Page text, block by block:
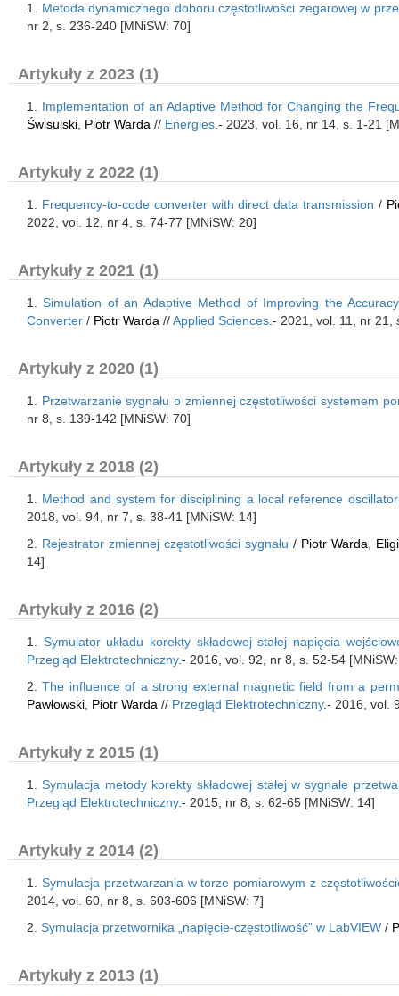
1. Metoda dynamicznego doboru częstotliwości zegarowej w
nr 2, s. 236-240 [MNiSW: 70]
Artykuły z 2023 (1)
1. Implementation of an Adaptive Method for Changing the
Świsulski Piotr Warda // Energies .- 2023, vol. 16, nr 14, s. 1-21
Artykuły z 2022 (1)
1. Frequency-to-code converter with direct data transmission /
2022, vol. 12, nr 4, s. 74-77 [MNiSW: 20]
Artykuły z 2021 (1)
1.Simulation of an Adaptive Method of Improving the
Converter / Piotr Warda //Applied Sciences .- 2021, vol. 11, nr
Artykuły z 2020 (1)
1. Przetwarzanie sygnału o zmiennej częstotliwości systemem
nr 8, s. 139-142 [MNiSW: 70]
Artykuły z 2018 (2)
1. Method and system for disciplining a local reference
2018, vol. 94, nr 7, s. 38-41 [MNiSW: 14]
2. Rejestrator zmiennej częstotliwości sygnału / Piotr Warda
14]
Artykuły z 2016 (2)
1. Symulator układu korekty składowej stałej napięcia
Przegląd Elektrotechniczny.- 2016, vol. 92, nr 8, s. 52-54
2.The influence of a strong external magnetic field from a
Pawłowski Piotr Warda // Przegląd Elektrotechniczny.- 2016, vol.
Artykuły z 2015 (1)
1.Symulacja metody korekty składowej stałej w sygnale
Przegląd Elektrotechniczny.- 2015, nr 8, s. 62-65 [MNiSW: 14]
Artykuły z 2014 (2)
1. Symulacja przetwarzania w torze pomiarowym z
2014, vol. 60, nr 8, s. 603-606 [MNiSW: 7]
2. Symulacja przetwornika „napięcie-częstotliwość” w LabVIEW /
Artykuły z 2013 (1)